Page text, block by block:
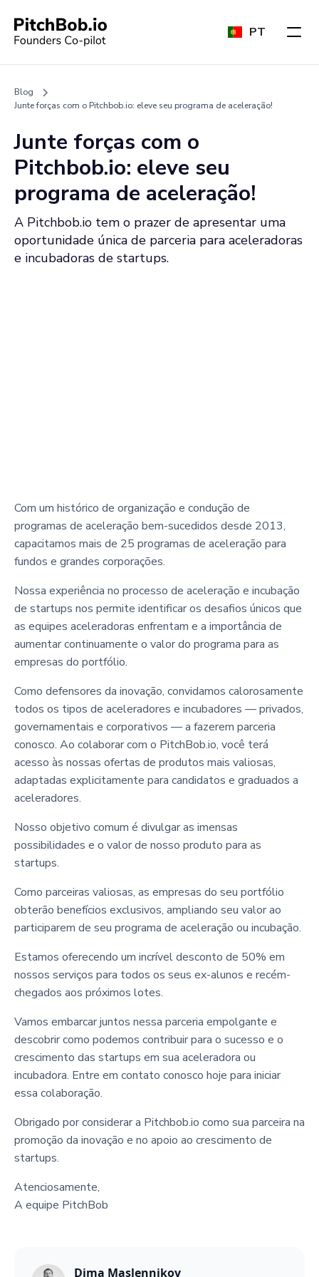
PT
Blog
Junte forças com o Pitchbob.io: eleve seu programa de aceleração!
Junte forças com o
Pitchbob.io: eleve seu
programa de aceleração!
A Pitchbob.io tem o prazer de apresentar uma
oportunidade única de parceria para aceleradoras
e incubadoras de startups.
Com um histórico de organização e condução de
programas de aceleração bem-sucedidos desde 2013,
capacitamos mais de 25 programas de aceleração para
fundos e grandes corporações.
Nossa experiência no processo de aceleração e incubação
de startups nos permite identificar os desafios únicos que
as equipes aceleradoras enfrentam e a importância de
aumentar continuamente o valor do programa para as
empresas do portfólio.
Como defensores da inovação, convidamos calorosamente
todos os tipos de aceleradores e incubadores — privados,
governamentais e corporativos — a fazerem parceria
conosco. Ao colaborar com o PitchBob.io, você terá
acesso às nossas ofertas de produtos mais valiosas,
adaptadas explicitamente para candidatos e graduados a
aceleradores.
Nosso objetivo comum é divulgar as imensas
possibilidades e o valor de nosso produto para as
startups.
Como parceiras valiosas, as empresas do seu portfólio
obterão benefícios exclusivos, ampliando seu valor ao
participarem de seu programa de aceleração ou incubação.
Estamos oferecendo um incrível desconto de 50% em
nossos serviços para todos os seus ex-alunos e recém-
chegados aos próximos lotes.
Vamos embarcar juntos nessa parceria empolgante e
descobrir como podemos contribuir para o sucesso e o
crescimento das startups em sua aceleradora ou
incubadora. Entre em contato conosco hoje para iniciar
essa colaboração.
Obrigado por considerar a Pitchbob.io como sua parceira na
promoção da inovação e no apoio ao crescimento de
startups.
Atenciosamente,
A equipe PitchBob
Dima Maslennikov